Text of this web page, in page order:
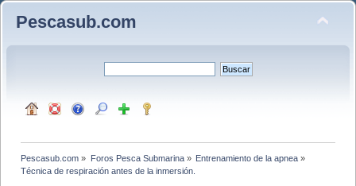
Pescasub.com
Pescasub.com » Foros Pesca Submarina» Entrenamiento de la apnea»
Técnica de respiración antes de la inmersión.